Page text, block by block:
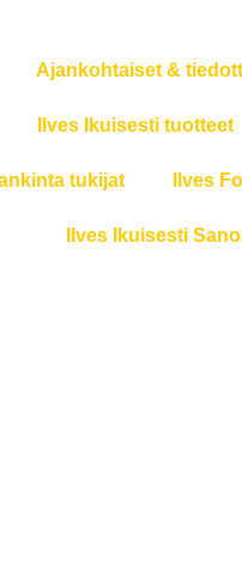
Ajankohtaiset &
Ilves Ikuisesti tuotteet
tukijat Ilves
Ilves Ikuisesti